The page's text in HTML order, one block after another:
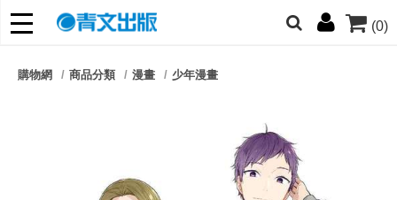
(0)
朋友們，提高警覺！
購物網 商品分類 漫畫 少年漫畫